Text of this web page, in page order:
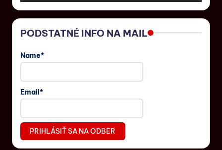
PODSTATNÉ INFO NA MAIL
Name*
Email*